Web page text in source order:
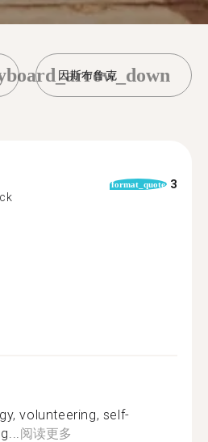
因斯布鲁克
format_quote 3
volunteering, self-
阅读更多